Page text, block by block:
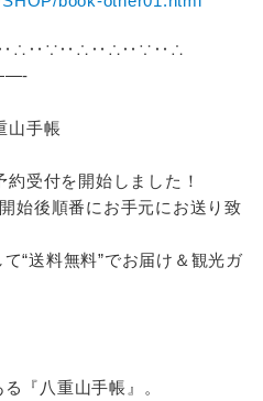
山手帳
受付を開始しました！
始後順番にお手元にお送り致
“送料無料”でお届け＆観光ガ
『八重山手帳』。